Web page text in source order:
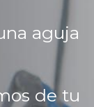
aguja
de tu